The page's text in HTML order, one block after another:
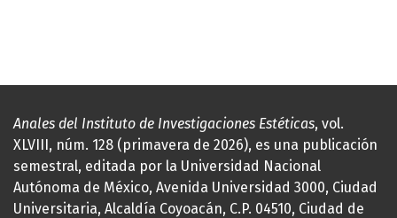
Anales del Instituto de Investigaciones Estéticas, vol.
XLVIII, núm. 128 (primavera de 2026), es una publicación
semestral, editada por la Universidad Nacional
Autónoma de México, Avenida Universidad 3000, Ciudad
Universitaria, Alcaldía Coyoacán, C.P. 04510, Ciudad de